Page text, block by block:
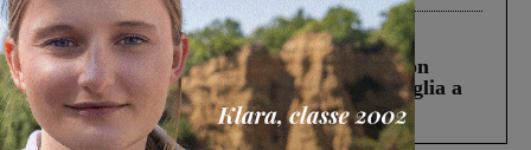
Cronaca 3 Agosto 2026
Scomparso da una struttura di Castiglion
Fiorentino l’uomo che aveva ucciso la figlia a
Levane nel 2020